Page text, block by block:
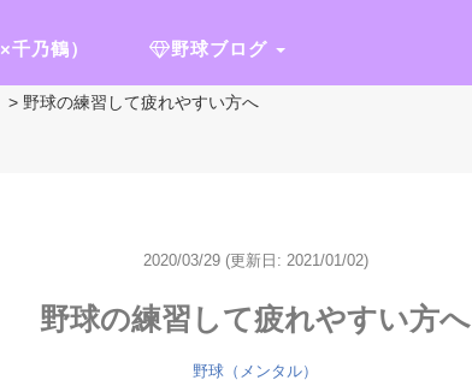
乃鶴） 野球ブログ
> 野球の練習して疲れやすい方へ
2020/03/29 (更新日: 2021/01/02)
野球の練習して疲れやすい方へ
野球（メンタル）